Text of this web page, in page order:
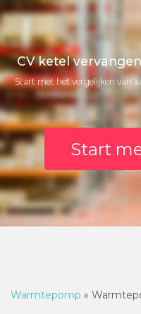
CV ketel
Start met het vergelijken van
Start
Warmtepomp »